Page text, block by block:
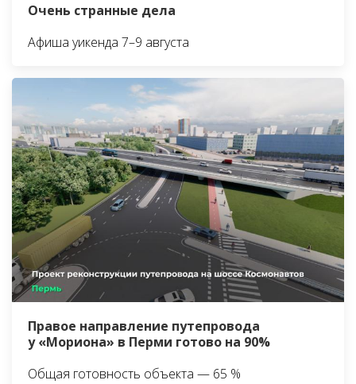
Очень странные дела
Афиша уикенда 7–9 августа
Правое направление путепровода
у «Мориона» в Перми готово на 90%
Общая готовность объекта — 65 %